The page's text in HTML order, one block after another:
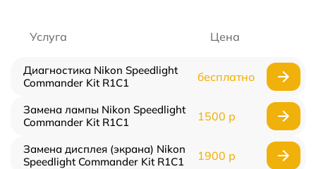
Услуга Цена
Диагностика Nikon Speedlight
Commander Kit R1C1
бесплатно
Замена лампы Nikon Speedlight
Commander Kit R1C1
1500 р
Замена дисплея (экрана) Nikon
Speedlight Commander Kit R1C1
1900 р